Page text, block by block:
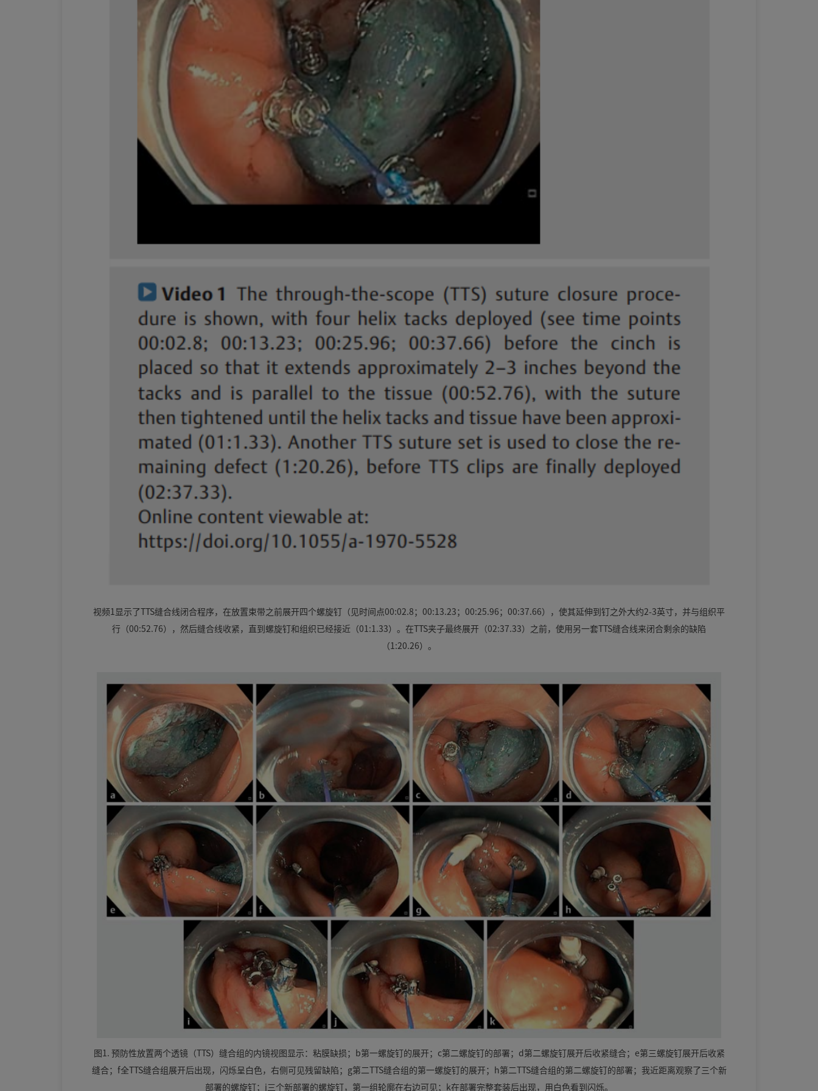
视频1显示了TTS缝合线闭合程序，在放置束带之前展开四个螺旋钉（见时间点00:02.8；00:13.23；00:25.96；00:37.66），使其延伸到钉之外大约2-3英寸，并与组织平
行（00:52.76），然后缝合线收紧，直到螺旋钉和组织已经接近（01:1.33）。在TTS夹子最终展开（02:37.33）之前，使用另一套TTS缝合线来闭合剩余的缺陷
（1:20.26）。
图1. 预防性放置两个透镜（TTS）缝合组的内镜视图显示：粘膜缺损；b第一螺旋钉的展开；c第二螺旋钉的部署；d第二螺旋钉展开后收紧缝合；e第三螺旋钉展开后收紧
缝合；f全TTS缝合组展开后出现，闪烁呈白色，右侧可见残留缺陷；g第二TTS缝合组的第一螺旋钉的展开；h第二TTS缝合组的第二螺旋钉的部署；我近距离观察了三个新
部署的螺旋钉；j三个新部署的螺旋钉，第一组轮廓在右边可见；k在部署完整套装后出现，用白色看到闪烁。